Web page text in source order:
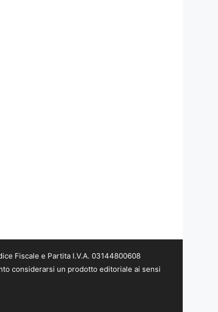
Fiscale e Partita I.V.A. 03144800608
considerarsi un prodotto editoriale ai sensi